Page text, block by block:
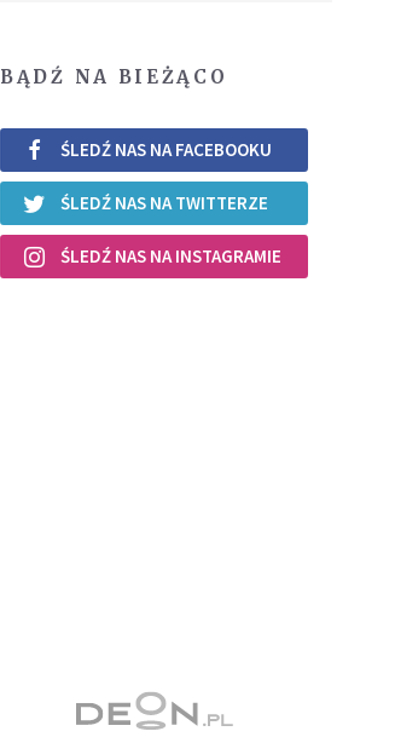
BĄDŹ NA BIEŻĄCO
ŚLEDŹ NAS NA FACEBOOKU
ŚLEDŹ NAS NA TWITTERZE
ŚLEDŹ NAS NA INSTAGRAMIE